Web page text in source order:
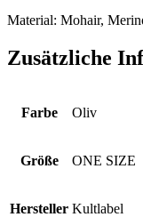
Material: Mohair,
Zusätzliche
Farbe Oliv
Größe ONE SIZE
Hersteller Kultlabel